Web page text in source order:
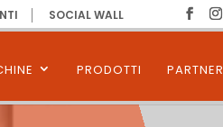
SOCIAL WALL
PRODOTTI PARTNER